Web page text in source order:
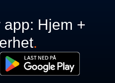
Hjem +
.